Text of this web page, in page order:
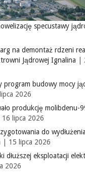
specustawy
na demontaż rdzeni
Jądrowej Ignalina |
program budowy mocy
2026
produkcję molibdenu-
16 lipca 2026
do
| 15 lipca 2026
dłuższej eksploatacji
2026